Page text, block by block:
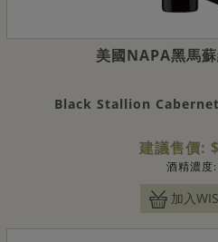
美國NAPA黑馬
Black Stallion
建議售價:
酒精濃度
加入